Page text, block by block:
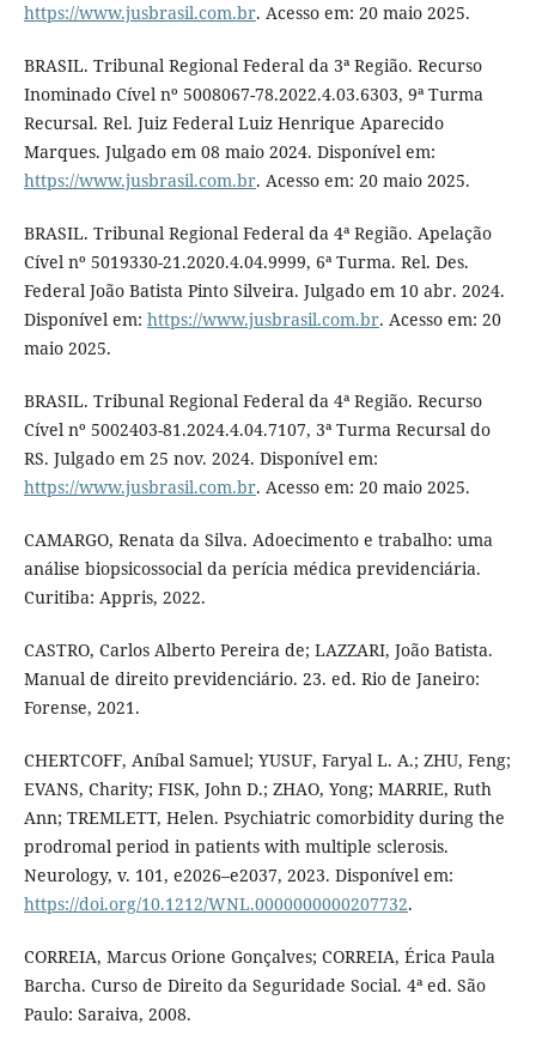
https://www.jusbrasil.com.br. Acesso em: 20 maio 2025.
BRASIL. Tribunal Regional Federal da 3ª Região. Recurso
Inominado Cível nº 5008067-78.2022.4.03.6303, 9ª Turma
Recursal. Rel. Juiz Federal Luiz Henrique Aparecido
Marques. Julgado em 08 maio 2024. Disponível em:
https://www.jusbrasil.com.br. Acesso em: 20 maio 2025.
BRASIL. Tribunal Regional Federal da 4ª Região. Apelação
Cível nº 5019330-21.2020.4.04.9999, 6ª Turma. Rel. Des.
Federal João Batista Pinto Silveira. Julgado em 10 abr. 2024.
Disponível em: https://www.jusbrasil.com.br. Acesso em: 20
maio 2025.
BRASIL. Tribunal Regional Federal da 4ª Região. Recurso
Cível nº 5002403-81.2024.4.04.7107, 3ª Turma Recursal do
RS. Julgado em 25 nov. 2024. Disponível em:
https://www.jusbrasil.com.br. Acesso em: 20 maio 2025.
CAMARGO, Renata da Silva. Adoecimento e trabalho: uma
análise biopsicossocial da perícia médica previdenciária.
Curitiba: Appris, 2022.
CASTRO, Carlos Alberto Pereira de; LAZZARI, João Batista.
Manual de direito previdenciário. 23. ed. Rio de Janeiro:
Forense, 2021.
CHERTCOFF, Aníbal Samuel; YUSUF, Faryal L. A.; ZHU, Feng;
EVANS, Charity; FISK, John D.; ZHAO, Yong; MARRIE, Ruth
Ann; TREMLETT, Helen. Psychiatric comorbidity during the
prodromal period in patients with multiple sclerosis.
Neurology, v. 101, e2026–e2037, 2023. Disponível em:
https://doi.org/10.1212/WNL.0000000000207732.
CORREIA, Marcus Orione Gonçalves; CORREIA, Érica Paula
Barcha. Curso de Direito da Seguridade Social. 4ª ed. São
Paulo: Saraiva, 2008.